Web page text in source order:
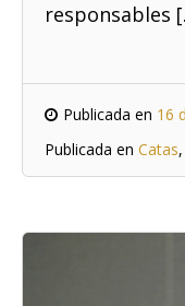
responsables
Publicada en 16
Publicada en Catas,